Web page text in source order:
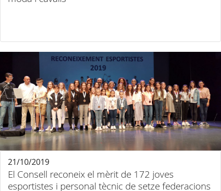
El Consell reconeix el mèrit de 172 joves
esportistes i personal tècnic de setze federacions
21/10/2019